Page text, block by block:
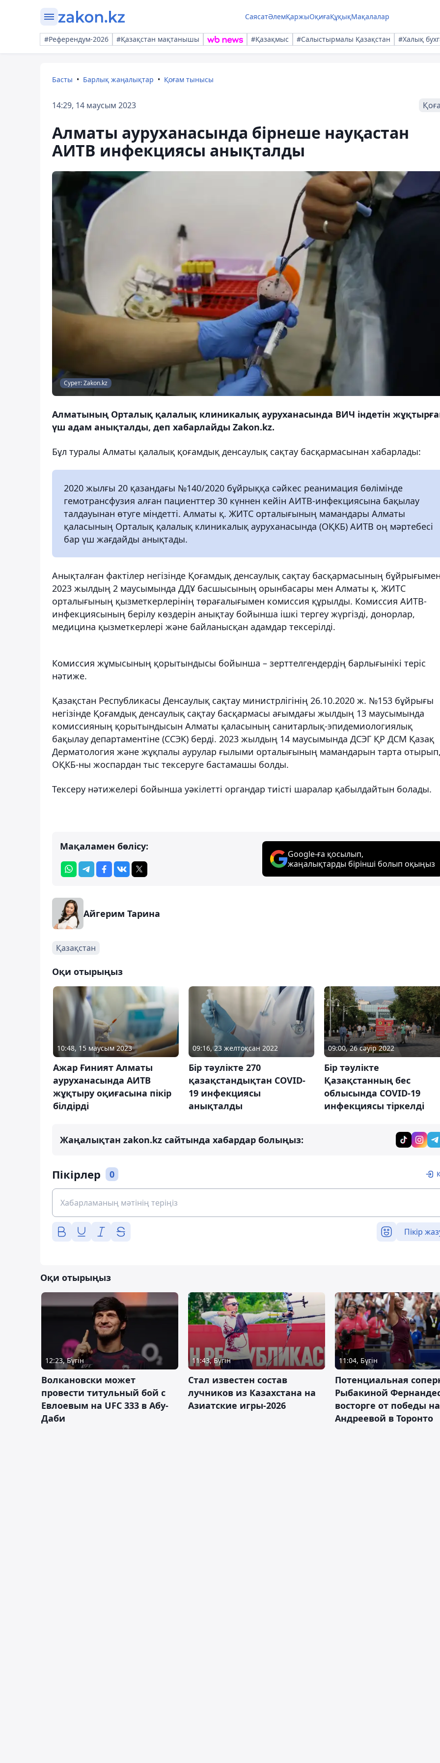
СаясатӘлемҚаржыОқиғаҚұқықМақалалар
#Референдум-2026 #Қазақстан мақтанышы #Қазақмыс #Салыстырмалы Қазақстан #Халық
Басты Барлық жаңалықтар Қоғам тынысы
14:29, 14 маусым 2023
Алматы ауруханасында бірнеше науқастан
АИТВ инфекциясы анықталды
Сурет: Zakon.kz
Алматының Орталық қалалық клиникалық ауруханасында ВИЧ індетін
үш адам анықталды, деп хабарлайды Zakon.kz.
Бұл туралы Алматы қалалық қоғамдық денсаулық сақтау басқармасынан хабарлады:
2020 жылғы 20 қазандағы №140/2020 бұйрыққа сәйкес реанимация бөлімінде
гемотрансфузия алған пациенттер 30 күннен кейін АИТВ-инфекциясына бақылау
талдауынан өтуге міндетті. Алматы қ. ЖИТС орталығының мамандары Алматы
қаласының Орталық қалалық клиникалық ауруханасында (ОҚКБ) АИТВ оң мәртебесі
бар үш жағдайды анықтады.
Анықталған фактілер негізінде Қоғамдық денсаулық сақтау басқармасының
2023 жылдың 2 маусымында ДДҰ басшысының орынбасары мен Алматы қ. ЖИТС
орталығының қызметкерлерінің төрағалығымен комиссия құрылды. Комиссия АИТВ-
инфекциясының берілу көздерін анықтау бойынша ішкі тергеу жүргізді, донорлар,
медицина қызметкерлері және байланысқан адамдар тексерілді.
Комиссия жұмысының қорытындысы бойынша – зерттелгендердің барлығынікі теріс
нәтиже.
Қазақстан Республикасы Денсаулық сақтау министрлігінің 26.10.2020 ж. №153 бұйрығы
негізінде Қоғамдық денсаулық сақтау басқармасы ағымдағы жылдың 13 маусымында
комиссияның қорытындысын Алматы қаласының санитарлық-эпидемиологиялық
бақылау департаментіне (ССЭК) берді. 2023 жылдың 14 маусымында ДСЭГ ҚР ДСМ Қазақ
Дерматология және жұқпалы аурулар ғылыми орталығының мамандарын тарта
ОҚКБ-ны жоспардан тыс тексеруге бастамашы болды.
Тексеру нәтижелері бойынша уәкілетті органдар тиісті шаралар қабылдайтын болады.
Мақаламен бөлісу:
Google-ға қосылып,
жаңалықтарды бірінші болып оқыңыз
Айгерим Тарина
Қазақстан
Оқи отырыңыз
10:48, 15 маусым 2023
Ажар Ғиният Алматы
ауруханасында АИТВ
жұқтыру оқиғасына пікір
білдірді
09:16, 23 желтоқсан 2022
Бір тәулікте 270
қазақстандықтан COVID-
19 инфекциясы
анықталды
09:00, 26 сәуір 2022
Бір тәулікте
Қазақстанның бес
облысында COVID-19
инфекциясы тіркелді
Жаңалықтан zakon.kz сайтында хабардар болыңыз:
Пікірлер 0
Пікір
Оқи отырыңыз
12:23, Бүгін
Волкановски может
провести титульный бой с
Евлоевым на UFC 333 в Абу-
Даби
11:43, Бүгін
Стал известен состав
лучников из Казахстана на
Азиатские игры-2026
11:04, Бүгін
Потенциальная
Рыбакиной
восторге от победы
Андреевой в Торонто